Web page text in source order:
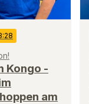
Kongo -
am